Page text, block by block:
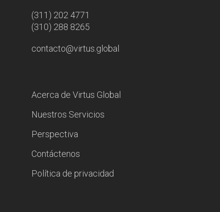
(311) 202 4771
(310) 288 8265
contacto@virtus.global
Acerca de Virtus Global
Nuestros Servicios
Perspectiva
Contáctenos
Política de privacidad